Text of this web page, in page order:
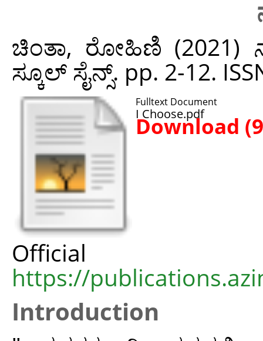
ಚಿಂತಾ, ರೋಹಿಣಿ (2021)
ಸ್ಕೂಲ್ ಸೈನ್ಸ್. pp. 2-12.
Fulltext Document
I Choose.pdf
Download
https://
Introduction